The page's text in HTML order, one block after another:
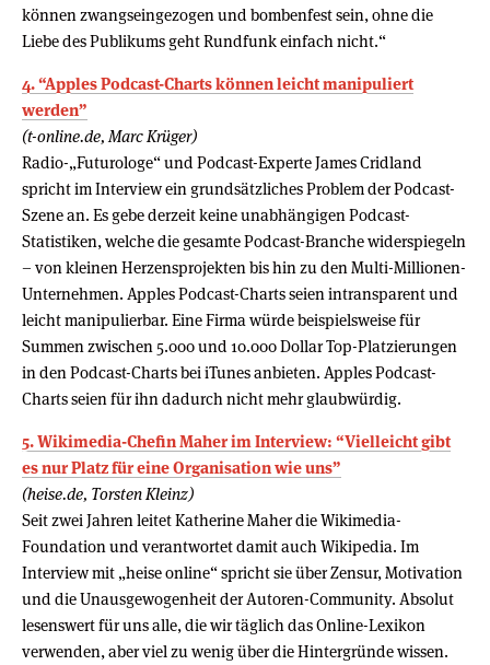
können zwangseingezogen und bombenfest sein, ohne die
Liebe des Publikums geht Rundfunk einfach nicht.“
4. “Apples Podcast-Charts können leicht manipuliert
werden”
(t-online.de, Marc Krüger)
Radio-„Futurologe“ und Podcast-Experte James Cridland
spricht im Interview ein grundsätzliches Problem der Podcast-
Szene an. Es gebe derzeit keine unabhängigen Podcast-
Statistiken, welche die gesamte Podcast-Branche widerspiegeln
– von kleinen Herzensprojekten bis hin zu den Multi-Millionen-
Unternehmen. Apples Podcast-Charts seien intransparent und
leicht manipulierbar. Eine Firma würde beispielsweise für
Summen zwischen 5.000 und 10.000 Dollar Top-Platzierungen
in den Podcast-Charts bei iTunes anbieten. Apples Podcast-
Charts seien für ihn dadurch nicht mehr glaubwürdig.
5. Wikimedia-Chefin Maher im Interview: “Vielleicht gibt
es nur Platz für eine Organisation wie uns”
(heise.de, Torsten Kleinz)
Seit zwei Jahren leitet Katherine Maher die Wikimedia-
Foundation und verantwortet damit auch Wikipedia. Im
Interview mit „heise online“ spricht sie über Zensur, Motivation
und die Unausgewogenheit der Autoren-Community. Absolut
lesenswert für uns alle, die wir täglich das Online-Lexikon
verwenden, aber viel zu wenig über die Hintergründe wissen.